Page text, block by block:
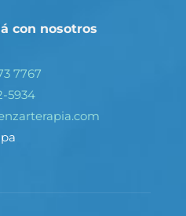
con nosotros
7767
5934